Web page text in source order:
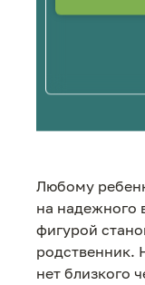
Любому
на надежного
фигурой
родственник.
нет близкого